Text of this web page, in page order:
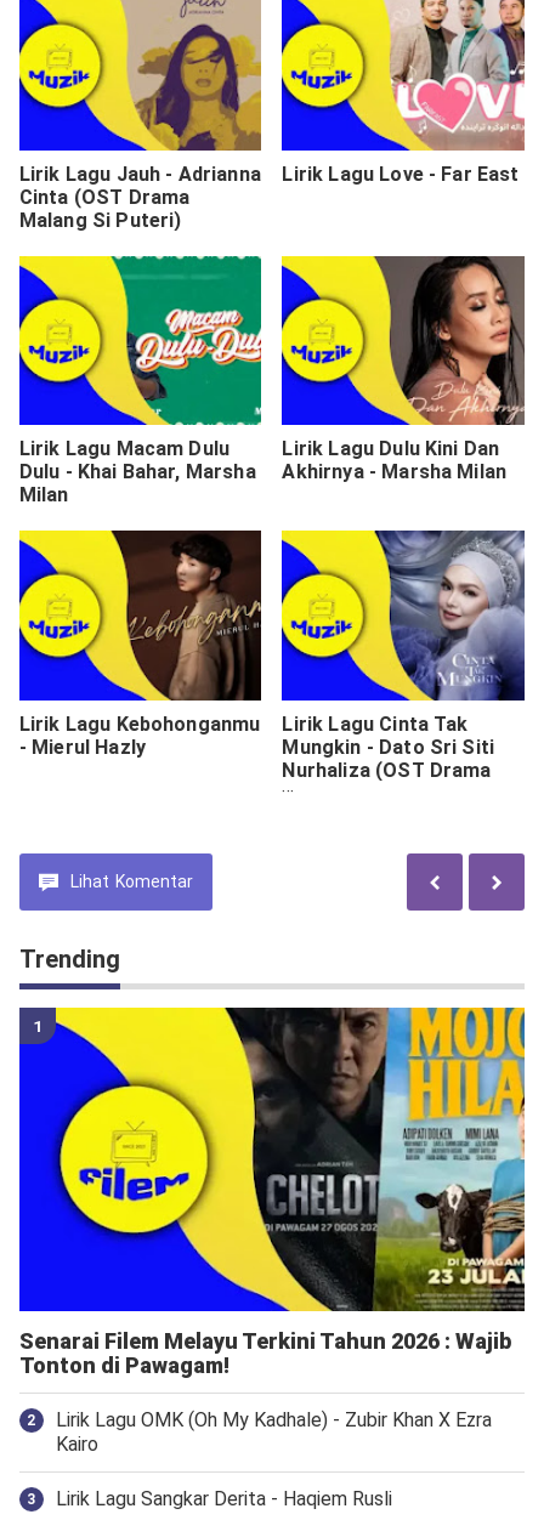
Lirik Lagu Jauh - Adrianna
Cinta (OST Drama
Malang Si Puteri)
Lirik Lagu Love - Far East
Lirik Lagu Macam Dulu
Dulu - Khai Bahar, Marsha
Milan
Lirik Lagu Dulu Kini Dan
Akhirnya - Marsha Milan
Lirik Lagu Kebohonganmu
- Mierul Hazly
Lirik Lagu Cinta Tak
Mungkin - Dato Sri Siti
Nurhaliza (OST Drama
Malang Si Puteri)
Lihat Komentar
Trending
Senarai Filem Melayu Terkini Tahun 2026 : Wajib
Tonton di Pawagam!
Lirik Lagu OMK (Oh My Kadhale) - Zubir Khan X Ezra
Kairo
Lirik Lagu Sangkar Derita - Haqiem Rusli